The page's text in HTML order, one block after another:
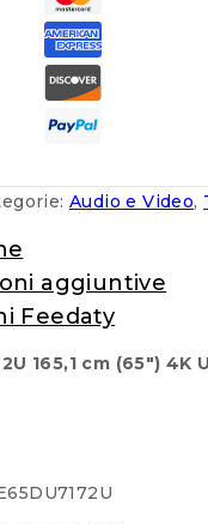
Audio e Video,
aggiuntive
Feedaty
165,1 cm (65″)